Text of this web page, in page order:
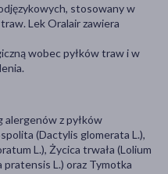
stosowany w
Lek Oralair zawiera
wobec pyłków traw i w
alergenów z pyłków
(Dactylis glomerata L.),
L.), Życica trwała (Lolium
pratensis L.) oraz Tymotka